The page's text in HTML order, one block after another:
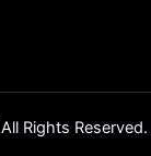
Rights Reserved.